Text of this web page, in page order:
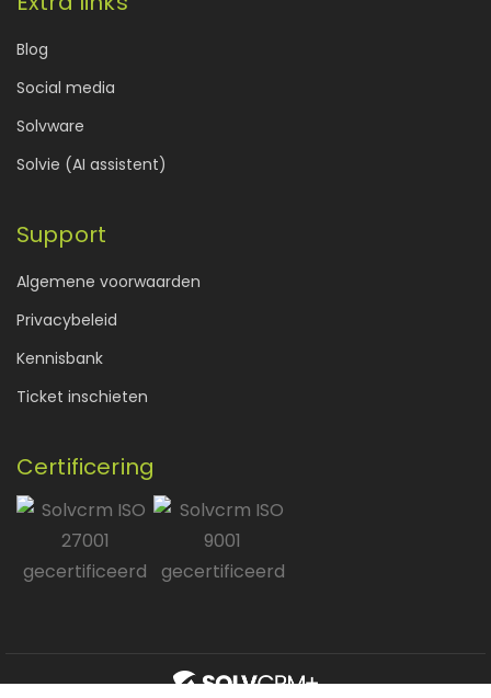
Blog
Social media
Solvware
Solvie (AI assistent)
Support
Algemene voorwaarden
Privacybeleid
Kennisbank
Ticket inschieten
Certificering